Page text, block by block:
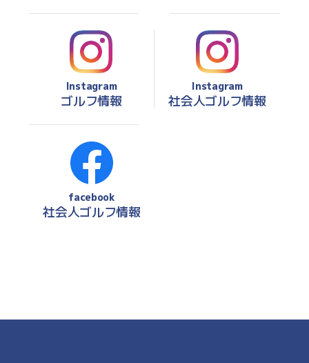
Instagram
ゴルフ情報
Instagram
社会人ゴルフ情報
facebook
社会人ゴルフ情報